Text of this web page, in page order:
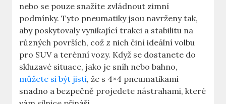
nebo se pouze snažíte zvládnout zimní
podmínky. Tyto pneumatiky jsou navrženy tak,
aby poskytovaly vynikající trakci a stabilitu na
různých površích, což z nich činí ideální volbu
pro SUV a terénní vozy. Když se dostanete do
skluzavé situace, jako je sníh nebo bahno,
můžete si být jisti, že s 4×4 pneumatikami
snadno a bezpečně projedete nástrahami, které